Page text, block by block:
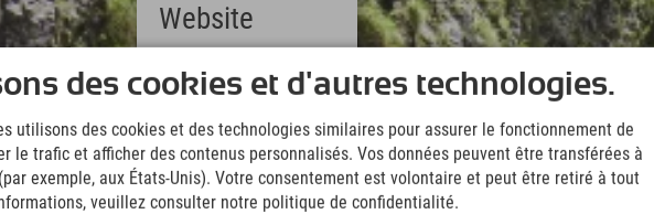
des cookies et d'autres technologies.
utilisons des cookies et des technologies similaires pour assurer le fonctionnement de
le trafic et afficher des contenus personnalisés. Vos données peuvent être transférées à
exemple, aux États-Unis). Votre consentement est volontaire et peut être retiré à tout
veuillez consulter notre politique de confidentialité.
Website
Deutsch
(German)
(English)
Italiano
(Italian)
Čeština